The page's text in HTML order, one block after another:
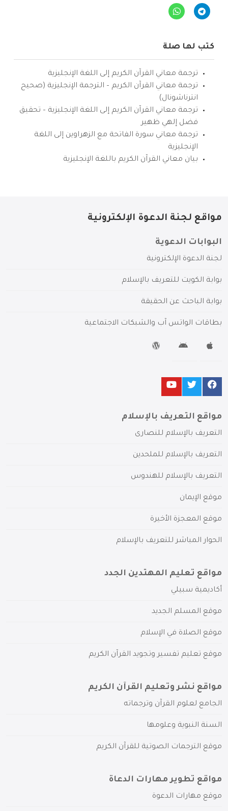
كتب لها صلة
ترجمة معاني القرآن الكريم إلى اللغة الإنجليزية
ترجمة معاني القرآن الكريم – الترجمة الإنجليزية (صحيح
انترناشونال)
ترجمة معاني القرآن الكريم إلى اللغة الإنجليزية – تحقيق
فضل إلهي ظهير
ترجمة معاني سورة الفاتحة مع الزهراوين إلى اللغة
الإنجليزية
بيان معاني القرآن الكريم باللغة الإنجليزية
مواقع لجنة الدعوة الإلكترونية
البوابات الدعوية
لجنة الدعوة الإلكترونية
بوابة الكويت للتعريف بالإسلام
بوابة الباحث عن الحقيقة
بطاقات الواتس آب والشبكات الاجتماعية
مواقع التعريف بالإسلام
التعريف بالإسلام للنصارى
التعريف بالإسلام للملحدين
التعريف بالإسلام للهندوس
موقع الإيمان
موقع المعجزة الأخيرة
الحوار المباشر للتعريف بالإسلام
مواقع تعليم المهتدين الجدد
أكاديمية سبيلي
موقع المسلم الجديد
موقع الصلاة في الإسلام
موقع تعليم تفسير وتجويد القرآن الكريم
مواقع نشر وتعليم القرآن الكريم
الجامع لعلوم القرآن وترجماته
السنة النبوية وعلومها
موقع الترجمات الصوتية للقرآن الكريم
مواقع تطوير مهارات الدعاة
موقع مهارات الدعوة